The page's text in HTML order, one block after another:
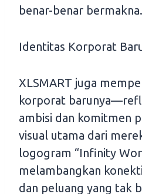
benar-benar
Identitas Korporat
XLSMART juga
korporat
ambisi dan komitmen
visual utama dari
logogram “Infinity
melambangkan
dan peluang yang tak